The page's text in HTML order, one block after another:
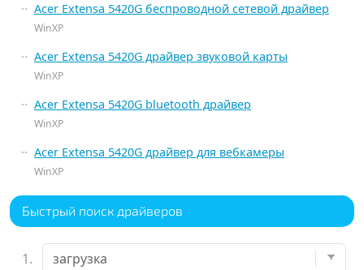
Acer Extensa 5420G беспроводной сетевой драйвер
WinXP
Acer Extensa 5420G драйвер звуковой карты
WinXP
Acer Extensa 5420G bluetooth драйвер
WinXP
Acer Extensa 5420G драйвер для вебкамеры
WinXP
Быстрый поиск драйверов
1.